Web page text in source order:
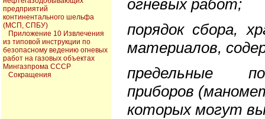
предприятий
континентального шельфа
(МСП, СПБУ)
Приложение 10 Извлечения
из типовой инструкции по
безопасному ведению огневых
работ на газовых объектах
Мингазпрома СССР
Сокращения
огневых работ;
порядок сбора,
материалов,
предельные
приборов
которых могут